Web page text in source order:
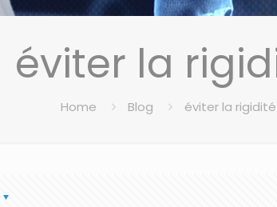
éviter la
Home Blog éviter la rigidité